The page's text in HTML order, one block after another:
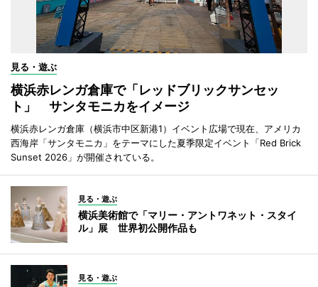
見る・遊ぶ
横浜赤レンガ倉庫で「レッドブリックサンセッ
ト」 サンタモニカをイメージ
横浜赤レンガ倉庫（横浜市中区新港1）イベント広場で現在、アメリカ
西海岸「サンタモニカ」をテーマにした夏季限定イベント「Red Brick
Sunset 2026」が開催されている。
見る・遊ぶ
横浜美術館で「マリー・アントワネット・スタイ
ル」展 世界初公開作品も
見る・遊ぶ